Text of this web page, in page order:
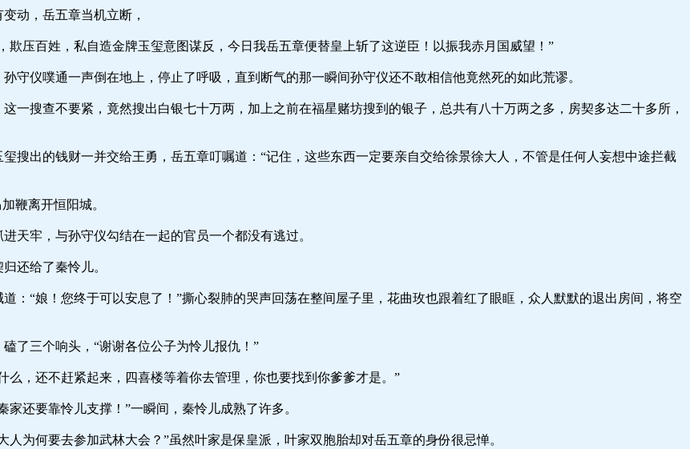
，岳五章当机立断，
，私自造金牌玉玺意图谋反，今日我岳五章便替皇上斩了这逆臣！以振我赤月国威望！”
一声倒在地上，停止了呼吸，直到断气的那一瞬间孙守仪还不敢相信他竟然死的如此荒谬。
要紧，竟然搜出白银七十万两，加上之前在福星赌坊搜到的银子，总共有八十万两之多，房契多达二十多所，
财一并交给王勇，岳五章叮嘱道：“记住，这些东西一定要亲自交给徐景徐大人，不管是任何人妄想中途拦截
离开恒阳城。
与孙守仪勾结在一起的官员一个都没有逃过。
给了秦怜儿。
您终于可以安息了！”撕心裂肺的哭声回荡在整间屋子里，花曲玫也跟着红了眼眶，众人默默的退出房间，将空
个响头，“谢谢各位公子为怜儿报仇！”
不赶紧起来，四喜楼等着你去管理，你也要找到你爹爹才是。”
靠怜儿支撑！”一瞬间，秦怜儿成熟了许多。
去参加武林大会？”虽然叶家是保皇派，叶家双胞胎却对岳五章的身份很忌惮。